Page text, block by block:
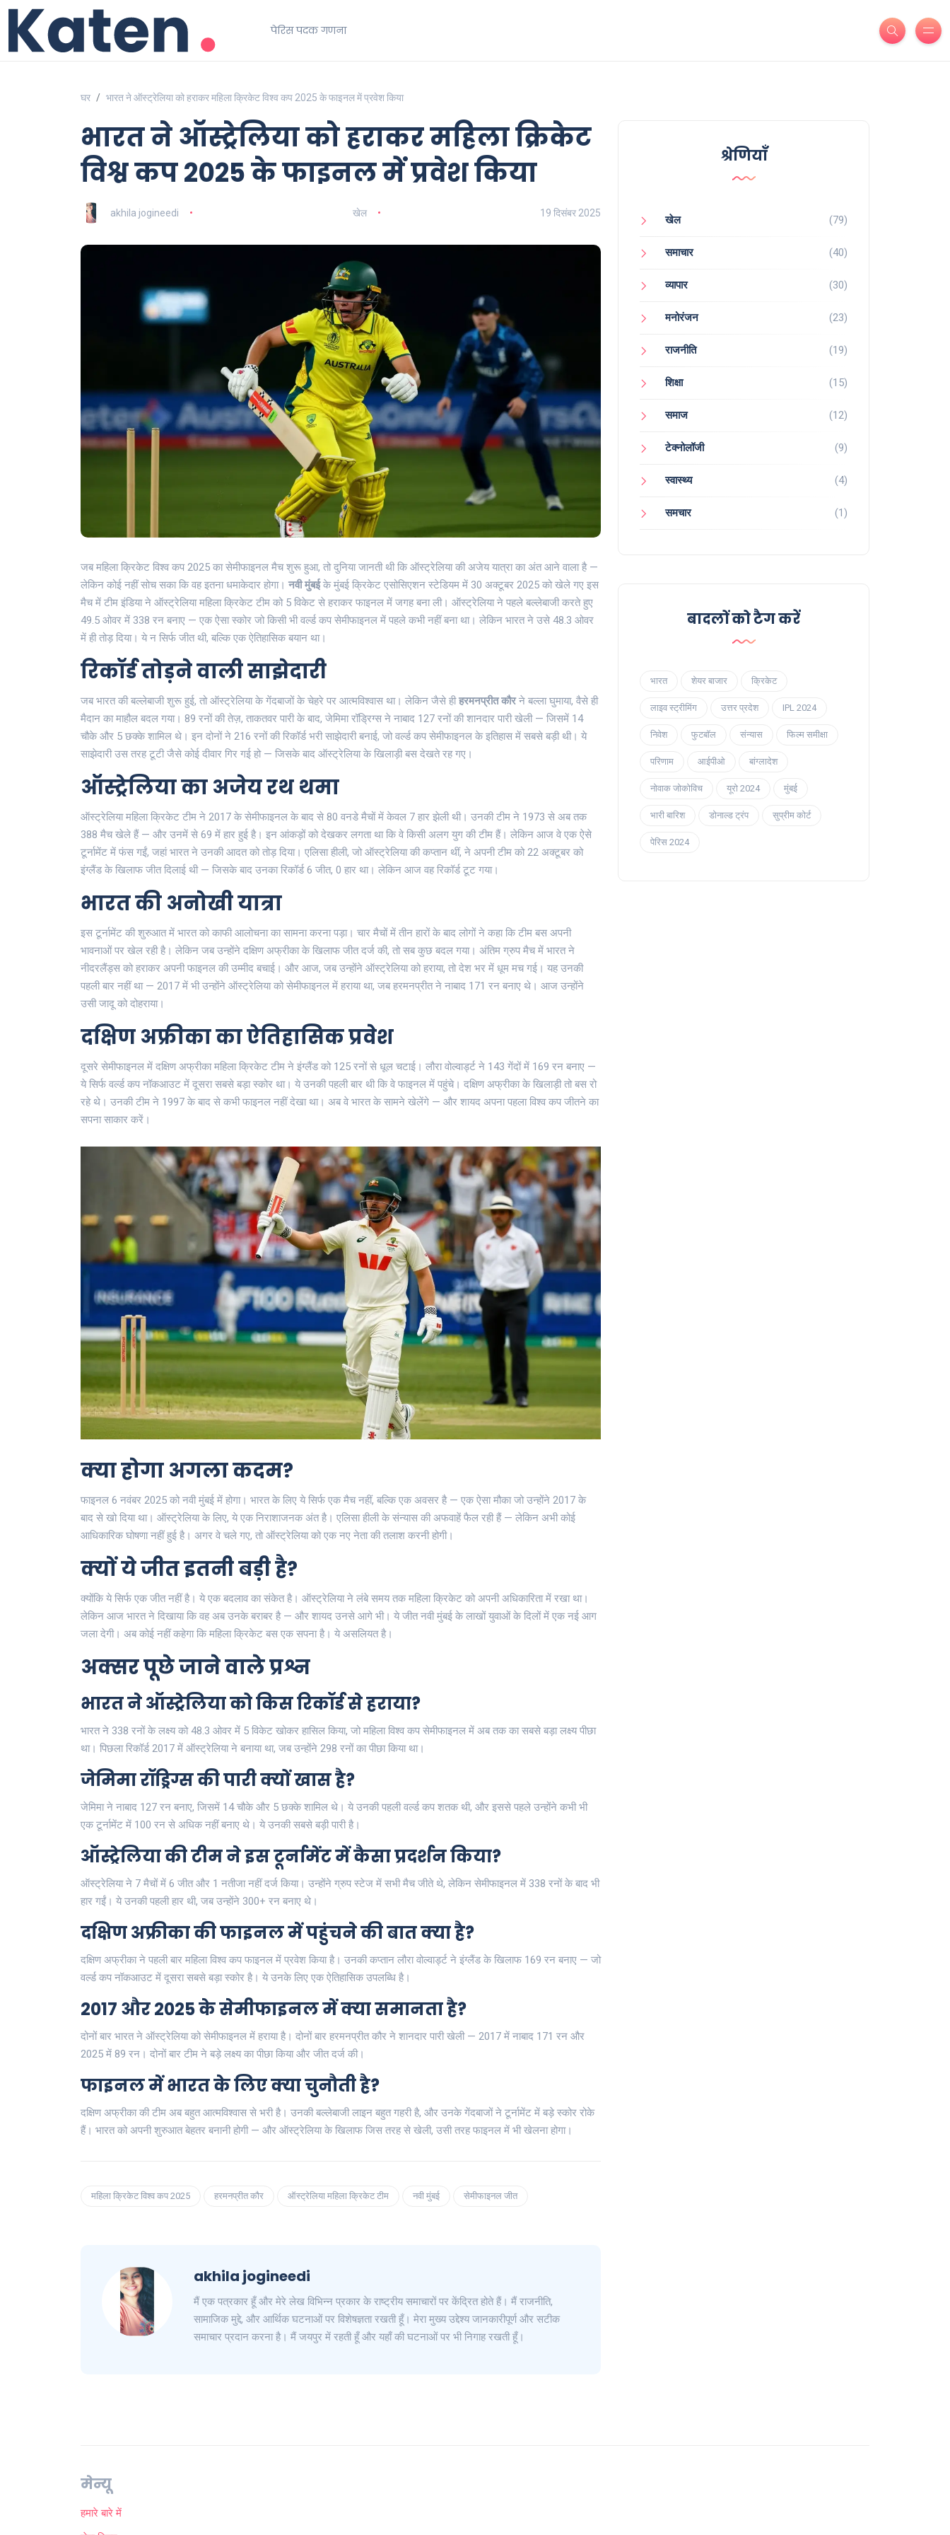
पेरिस पदक गणना
घर भारत ने ऑस्ट्रेलिया को हराकर महिला क्रिकेट विश्व कप 2025 के फाइनल में प्रवेश किया
भारत ने ऑस्ट्रेलिया को हराकर महिला क्रिकेट
विश्व कप 2025 के फाइनल में प्रवेश किया
akhila jogineedi खेल 19 दिसंबर 2025
जबमहिला क्रिकेट विश्व कप 2025 का सेमीफाइनल मैच शुरू हुआ, तो दुनिया जानती थी कि ऑस्ट्रेलिया की अजेय यात्रा का अंत आने वाला है —
लेकिन कोई नहीं सोच सका कि वह इतना धमाकेदार होगा। नवी मुंबईके मुंबई क्रिकेट एसोसिएशन स्टेडियम में 30 अक्टूबर 2025 को खेले गए इस
मैच में टीम इंडियाने ऑस्ट्रेलिया महिला क्रिकेट टीम को 5 विकेट से हराकर फाइनल में जगह बना ली। ऑस्ट्रेलिया ने पहले बल्लेबाजी करते हुए
49.5 ओवर में 338 रन बनाए — एक ऐसा स्कोर जो किसी भी वर्ल्ड कप सेमीफाइनल में पहले कभी नहीं बना था। लेकिन भारत ने उसे 48.3 ओवर
में ही तोड़ दिया। ये न सिर्फ जीत थी, बल्कि एक ऐतिहासिक बयान था।
रिकॉर्ड तोड़ने वाली साझेदारी
जब भारत की बल्लेबाजी शुरू हुई, तो ऑस्ट्रेलिया के गेंदबाजों के चेहरे पर आत्मविश्वास था। लेकिन जैसे हीहरमनप्रीत कौरने बल्ला घुमाया, वैसे ही
मैदान का माहौल बदल गया। 89 रनों की तेज़, ताकतवर पारी के बाद, जेमिमा रॉड्रिग्स ने नाबाद 127 रनों की शानदार पारी खेली — जिसमें 14
चौके और 5 छक्के शामिल थे। इन दोनों ने 216 रनों की रिकॉर्ड भरी साझेदारी बनाई, जो वर्ल्ड कप सेमीफाइनल के इतिहास में सबसे बड़ी थी। ये
साझेदारी उस तरह टूटी जैसे कोई दीवार गिर गई हो — जिसके बाद ऑस्ट्रेलिया के खिलाड़ी बस देखते रह गए।
ऑस्ट्रेलिया का अजेय रथ थमा
ऑस्ट्रेलिया महिला क्रिकेट टीम ने 2017 के सेमीफाइनल के बाद से 80 वनडे मैचों में केवल 7 हार झेली थी। उनकी टीम ने 1973 से अब तक
388 मैच खेले हैं — और उनमें से 69 में हार हुई है। इन आंकड़ों को देखकर लगता था कि वे किसी अलग युग की टीम हैं। लेकिन आज वे एक ऐसे
टूर्नामेंट में फंस गईं, जहां भारत ने उनकी आदत को तोड़ दिया। एलिसा हीली, जो ऑस्ट्रेलिया की कप्तान थीं, ने अपनी टीम को 22 अक्टूबर को
इंग्लैंड के खिलाफ जीत दिलाई थी — जिसके बाद उनका रिकॉर्ड 6 जीत, 0 हार था। लेकिन आज वह रिकॉर्ड टूट गया।
भारत की अनोखी यात्रा
इस टूर्नामेंट की शुरुआत में भारत को काफी आलोचना का सामना करना पड़ा। चार मैचों में तीन हारों के बाद लोगों ने कहा कि टीम बस अपनी
भावनाओं पर खेल रही है। लेकिन जब उन्होंने दक्षिण अफ्रीका के खिलाफ जीत दर्ज की, तो सब कुछ बदल गया। अंतिम ग्रुप मैच में भारत ने
नीदरलैंड्स को हराकर अपनी फाइनल की उम्मीद बचाई। और आज, जब उन्होंने ऑस्ट्रेलिया को हराया, तो देश भर में धूम मच गई। यह उनकी
पहली बार नहीं था — 2017 में भी उन्होंने ऑस्ट्रेलिया को सेमीफाइनल में हराया था, जब हरमनप्रीत ने नाबाद 171 रन बनाए थे। आज उन्होंने
उसी जादू को दोहराया।
दक्षिण अफ्रीका का ऐतिहासिक प्रवेश
दूसरे सेमीफाइनल में दक्षिण अफ्रीका महिला क्रिकेट टीम ने इंग्लैंडको 125 रनों से धूल चटाई। लौरा वोल्वार्ड्ट ने 143 गेंदों में 169 रन बनाए —
ये सिर्फ वर्ल्ड कप नॉकआउट में दूसरा सबसे बड़ा स्कोर था। ये उनकी पहली बार थी कि वे फाइनल में पहुंचे। दक्षिण अफ्रीका के खिलाड़ी तो बस रो
रहे थे। उनकी टीम ने 1997 के बाद से कभी फाइनल नहीं देखा था। अब वे भारत के सामने खेलेंगे — और शायद अपना पहला विश्व कप जीतने का
सपना साकार करें।
क्या होगा अगला कदम?
फाइनल 6 नवंबर 2025 कोनवी मुंबई में होगा। भारत के लिए ये सिर्फ एक मैच नहीं, बल्कि एक अवसर है — एक ऐसा मौका जो उन्होंने 2017 के
बाद से खो दिया था। ऑस्ट्रेलिया के लिए, ये एक निराशाजनक अंत है। एलिसा हीली के संन्यास की अफवाहें फैल रही हैं — लेकिन अभी कोई
आधिकारिक घोषणा नहीं हुई है। अगर वे चले गए, तो ऑस्ट्रेलिया को एक नए नेता की तलाश करनी होगी।
क्यों ये जीत इतनी बड़ी है?
क्योंकि ये सिर्फ एक जीत नहीं है। ये एक बदलाव का संकेत है। ऑस्ट्रेलिया ने लंबे समय तक महिला क्रिकेट को अपनी अधिकारिता में रखा था।
लेकिन आज भारत ने दिखाया कि वह अब उनके बराबर है — और शायद उनसे आगे भी। ये जीत नवी मुंबई के लाखों युवाओं के दिलों में एक नई आग
जला देगी। अब कोई नहीं कहेगा कि महिला क्रिकेट बस एक सपना है। ये असलियत है।
अक्सर पूछे जाने वाले प्रश्न
भारत ने ऑस्ट्रेलिया को किस रिकॉर्ड से हराया?
भारत ने 338 रनों के लक्ष्य को 48.3 ओवर में 5 विकेट खोकर हासिल किया, जो महिला विश्व कप सेमीफाइनल में अब तक का सबसे बड़ा लक्ष्य पीछा
था। पिछला रिकॉर्ड 2017 में ऑस्ट्रेलिया ने बनाया था, जब उन्होंने 298 रनों का पीछा किया था।
जेमिमा रॉड्रिग्स की पारी क्यों खास है?
जेमिमा ने नाबाद 127 रन बनाए, जिसमें 14 चौके और 5 छक्के शामिल थे। ये उनकी पहली वर्ल्ड कप शतक थी, और इससे पहले उन्होंने कभी भी
एक टूर्नामेंट में 100 रन से अधिक नहीं बनाए थे। ये उनकी सबसे बड़ी पारी है।
ऑस्ट्रेलिया की टीम ने इस टूर्नामेंट में कैसा प्रदर्शन किया?
ऑस्ट्रेलिया ने 7 मैचों में 6 जीत और 1 नतीजा नहीं दर्ज किया। उन्होंने ग्रुप स्टेज में सभी मैच जीते थे, लेकिन सेमीफाइनल में 338 रनों के बाद भी
हार गईं। ये उनकी पहली हार थी, जब उन्होंने 300+ रन बनाए थे।
दक्षिण अफ्रीका की फाइनल में पहुंचने की बात क्या है?
दक्षिण अफ्रीका ने पहली बार महिला विश्व कप फाइनल में प्रवेश किया है। उनकी कप्तान लौरा वोल्वार्ड्ट ने इंग्लैंड के खिलाफ 169 रन बनाए — जो
वर्ल्ड कप नॉकआउट में दूसरा सबसे बड़ा स्कोर है। ये उनके लिए एक ऐतिहासिक उपलब्धि है।
2017 और 2025 के सेमीफाइनल में क्या समानता है?
दोनों बार भारत ने ऑस्ट्रेलिया को सेमीफाइनल में हराया है। दोनों बार हरमनप्रीत कौर ने शानदार पारी खेली — 2017 में नाबाद 171 रन और
2025 में 89 रन। दोनों बार टीम ने बड़े लक्ष्य का पीछा किया और जीत दर्ज की।
फाइनल में भारत के लिए क्या चुनौती है?
दक्षिण अफ्रीका की टीम अब बहुत आत्मविश्वास से भरी है। उनकी बल्लेबाजी लाइन बहुत गहरी है, और उनके गेंदबाजों ने टूर्नामेंट में बड़े स्कोर रोके
हैं। भारत को अपनी शुरुआत बेहतर बनानी होगी — और ऑस्ट्रेलिया के खिलाफ जिस तरह से खेली, उसी तरह फाइनल में भी खेलना होगा।
महिला क्रिकेट विश्व कप 2025 हरमनप्रीत कौर ऑस्ट्रेलिया महिला क्रिकेट टीम नवी मुंबई सेमीफाइनल जीत
akhila jogineedi
मैं एक पत्रकार हूँ और मेरे लेख विभिन्न प्रकार के राष्ट्रीय समाचारों पर केंद्रित होते हैं। मैं राजनीति,
सामाजिक मुद्दे, और आर्थिक घटनाओं पर विशेषज्ञता रखती हूँ। मेरा मुख्य उद्देश्य जानकारीपूर्ण और सटीक
समाचार प्रदान करना है। मैं जयपुर में रहती हूँ और यहाँ की घटनाओं पर भी निगाह रखती हूँ।
श्रेणियाँ
खेल (79)
समाचार (40)
व्यापार (30)
मनोरंजन (23)
राजनीति (19)
शिक्षा (15)
समाज (12)
टेक्नोलॉजी (9)
स्वास्थ्य (4)
समचार (1)
बादलों को टैग करें
भारत शेयर बाजार क्रिकेट
लाइव स्ट्रीमिंग उत्तर प्रदेश IPL 2024
निवेश फुटबॉल संन्यास फिल्म समीक्षा
परिणाम आईपीओ बांग्लादेश
नोवाक जोकोविच यूरो 2024 मुंबई
भारी बारिश डोनाल्ड ट्रंप सुप्रीम कोर्ट
पेरिस 2024
मेन्यू
हमारे बारे में